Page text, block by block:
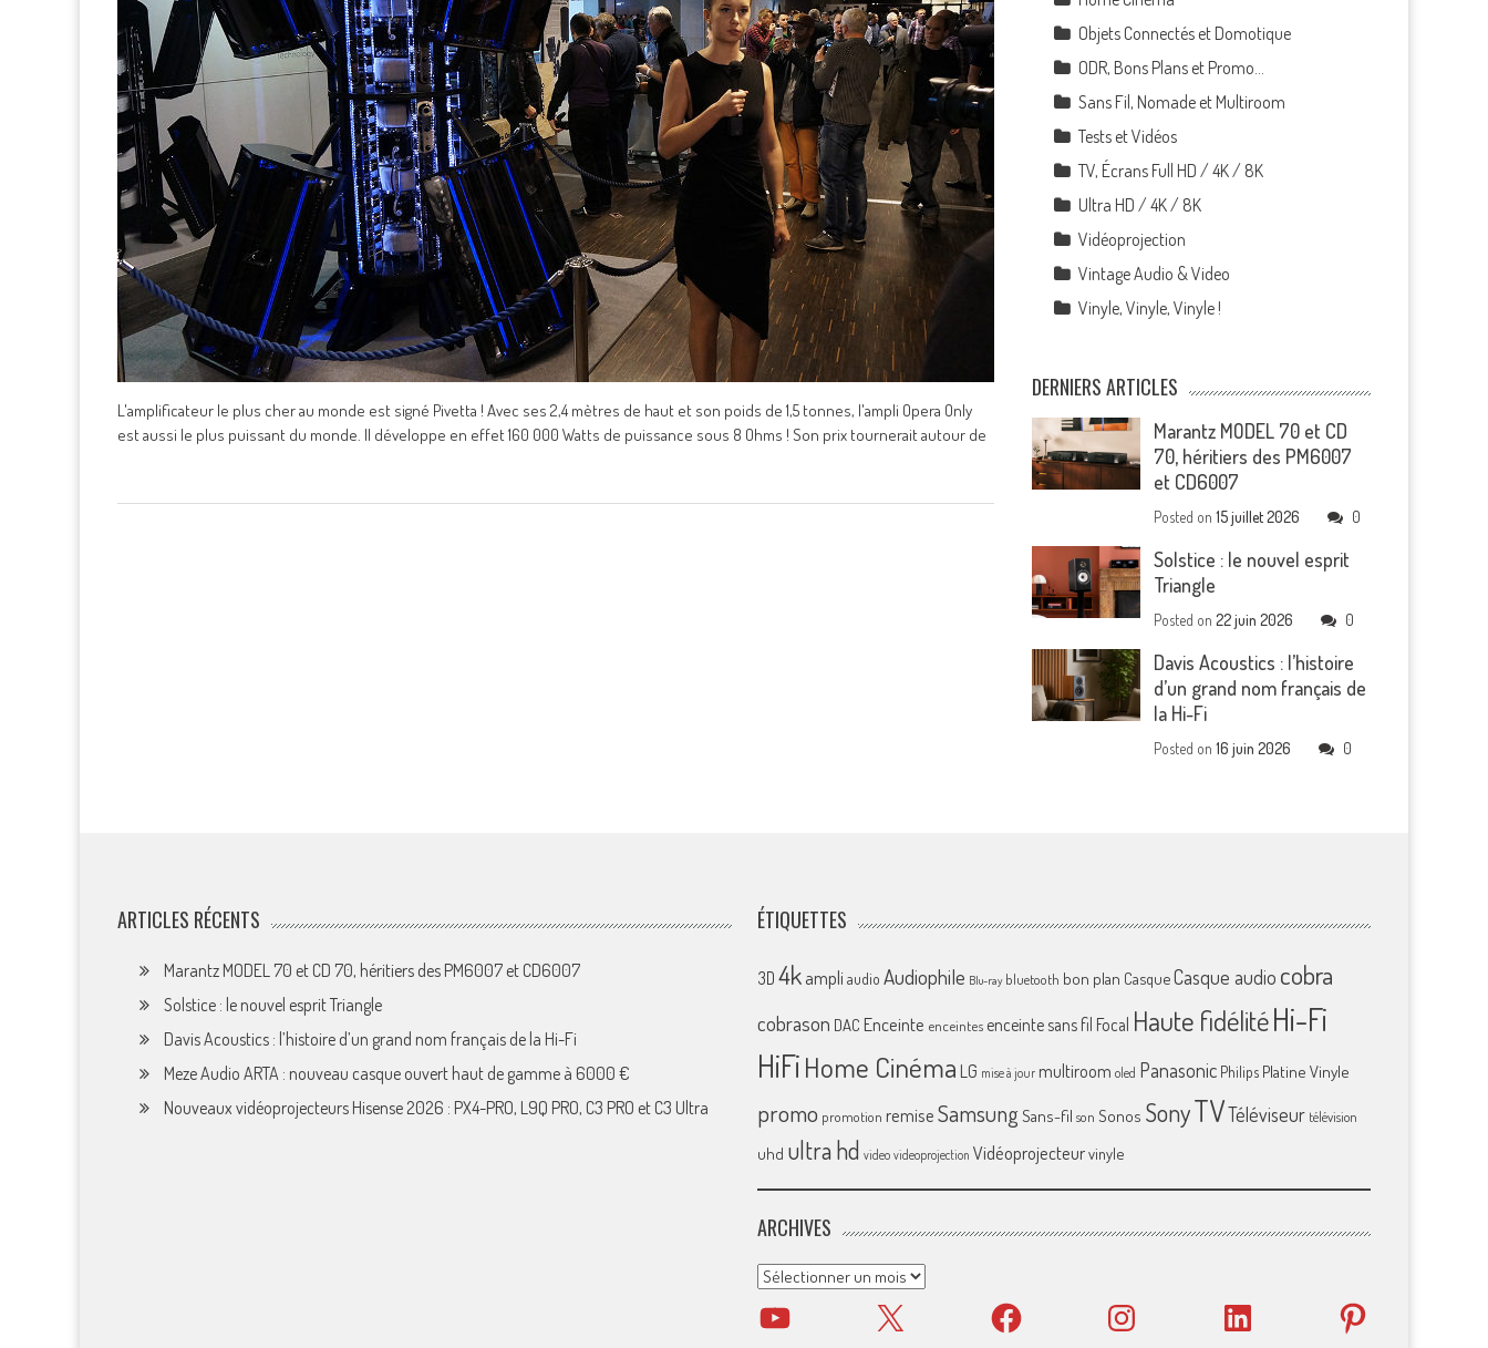
L'amplificateur le plus cher au monde est signé Pivetta ! Avec ses 2,4 mètres de haut et son poids de 1,5 tonnes, l'ampli Opera Only
est aussi le plus puissant du monde. Il développe en effet 160 000 Watts de puissance sous 8 Ohms ! Son prix tournerait autour de
Objets Connectés et Domotique
ODR, Bons Plans et Promo…
Sans Fil, Nomade et Multiroom
Tests et Vidéos
TV, Écrans Full HD / 4K / 8K
Ultra HD / 4K / 8K
Vidéoprojection
Vintage Audio & Video
Vinyle, Vinyle, Vinyle !
DERNIERS ARTICLES
Marantz MODEL 70 et CD
70, héritiers des PM6007
et CD6007
Posted on15 juillet 2026 0
Solstice : le nouvel esprit
Triangle
Posted on22 juin 2026 0
Davis Acoustics : l’histoire
d’un grand nom français de
la Hi-Fi
Posted on16 juin 2026 0
ARTICLES RÉCENTS
Marantz MODEL 70 et CD 70, héritiers des PM6007 et CD6007
Solstice : le nouvel esprit Triangle
Davis Acoustics : l’histoire d’un grand nom français de la Hi-Fi
Meze Audio ARTA : nouveau casque ouvert haut de gamme à 6000 €
Nouveaux vidéoprojecteurs Hisense 2026 : PX4-PRO, L9Q PRO, C3 PRO et C3 Ultra
ÉTIQUETTES
3D 4k ampliaudio Audiophile Blu-ray bluetooth bon plan CasqueCasque audio cobra
cobrason DAC Enceinte enceintes enceinte sans fil Focal Haute fidélitéHi-Fi
HiFiHome Cinéma LG mise à jour multiroom oled Panasonic Philips Platine Vinyle
promo promotion remiseSamsungSans-fil son Sonos SonyTVTéléviseur télévision
uhd ultra hd video videoprojection Vidéoprojecteurvinyle
ARCHIVES
Archives
YouTube X Facebook Instagram LinkedIn Pinterest